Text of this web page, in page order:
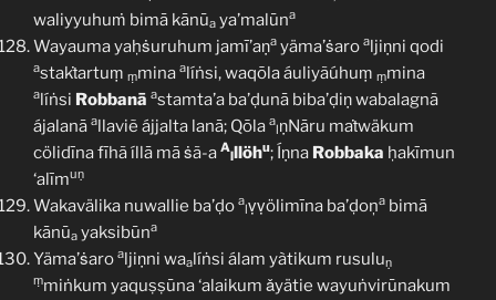
waliyyuhuṁ bimā kānūa ya’malūna
Wayauma yaḥṡuruhum jamī’aṇa yäma’ṡaro aljiṇni qodi
astakṫartuṃ ṃmina alíṅsi, waqōla áuliyãúhuṃ ṃmina
alíṅsi Robbanā astamta’a ba’ḍunā biba’ḍiṇ wabalagnã
ájalanā allaviẽ ájjalta lanā; Qōla a
lṇNāru maṫwäkum
cölidīna fīhã íllā mā ṡã-a A
lllöhu; Íṇna Robbaka ḥakīmun
‘alīmuṇ
Wakavälika nuwallie ba’ḍo a
lṿṿölimīna ba’ḍoņa bimā
kānūa yaksibūna
Yäma’ṡaro aljiṇni waalíṅsi álam yàtikum rusuluṇ
ṃmiṅkum yaquṣṣūna ‘alaikum ǎyätie wayuṅvirūnakum